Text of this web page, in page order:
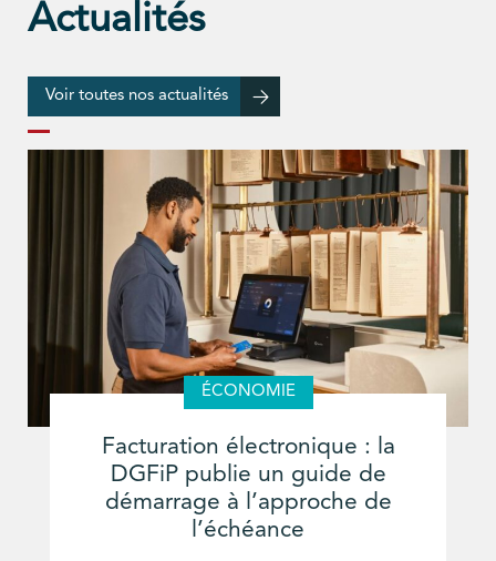
Actualités
Voir toutes nos actualités
ÉCONOMIE
Facturation électronique : la
DGFiP publie un guide de
démarrage à l’approche de
l’échéance